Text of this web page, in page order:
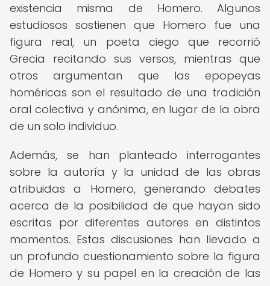
existencia misma de Homero. Algunos
estudiosos sostienen que Homero fue una
figura real, un poeta ciego que recorrió
Grecia recitando sus versos, mientras que
otros argumentan que las epopeyas
homéricas son el resultado de una tradición
oral colectiva y anónima, en lugar de la obra
de un solo individuo.
Además, se han planteado interrogantes
sobre la autoría y la unidad de las obras
atribuidas a Homero, generando debates
acerca de la posibilidad de que hayan sido
escritas por diferentes autores en distintos
momentos. Estas discusiones han llevado a
un profundo cuestionamiento sobre la figura
de Homero y su papel en la creación de las